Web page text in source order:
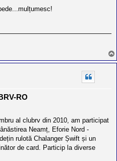
RO
al clubrv din 2010, am participat
Neamț, Eforie Nord -
rulotă Chalanger Șwift și un
de card. Particip la diverse